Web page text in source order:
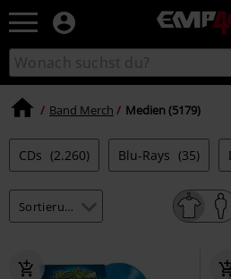
EMP
-
Shop
für
&
Katalog
durchsuchen
Band Merch Medien (5179)
CDs (2.260) Blu-Rays (35)